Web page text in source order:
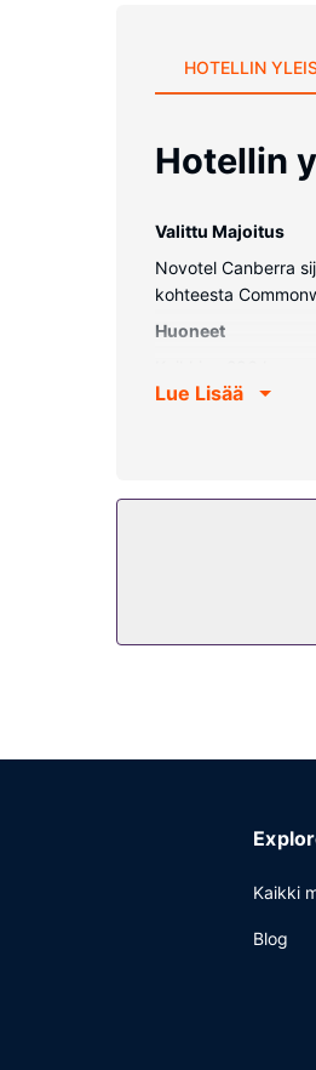
HOTELLIN
Hotellin
Valittu Majoitus
Novotel Canberra
kohteesta
Huoneet
ja sen varusteluun
concierge-palvelut
Majoituspaikan
tarjoillaan
Lue Lisää
Kaikki
Blog